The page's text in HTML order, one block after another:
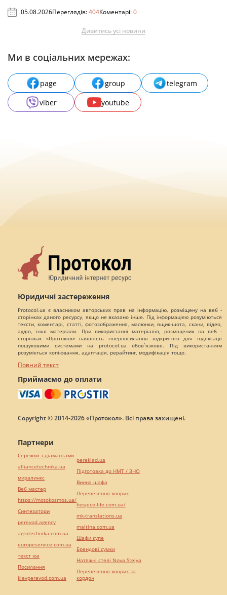
05.08.2026Переглядів:404Коментарі:0
Дивитись усі новини
Ми в соціальних мережах:
page group
telegram
viber
youtube
Юридичні застереження
Protocol.ua є власником авторських прав на інформацію, розміщену на веб -
сторінках даного ресурсу, якщо не вказано інше. Під інформацією розуміються
тексти, коментарі, статті, фотозображення, малюнки, ящик-шота, скани, відео,
аудіо, інші матеріали. При використанні матеріалів, розміщених на веб -
сторінках «Протокол» наявність гіперпосилання відкритого для індексації
пошуковими системами на protocol.ua обов`язкове. Під використанням
розуміється копіювання, адаптація, рерайтинг, модифікація тощо.
Повний текст
Приймаємо до оплати
Copyright © 2014-2026 «Протокол». Всі права захищені.
Партнери
Сережки з діамантами
alliancetechnika.ua
миралинкс
Веб мастер
https://motokosmos.ua/
Синтезатори
perevod.agency
agrotechnika.com.ua
europeservice.com.ua
текст юа
Посилання
kievperevod.com.ua
pereklad.ua
Підготовка до НМТ / ЗНО
Винна шафа
Перевезення хворих
hospice-life.com.ua/
mk-translations.ua
maltina.com.ua
Шафи купе
Брендові сумки
Натяжні стелі Nova Stelya
Перевезення хворих за
кордон